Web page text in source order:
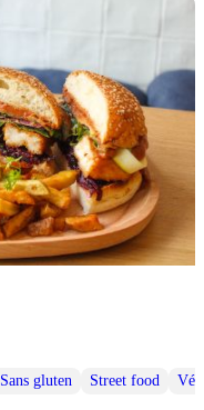
Sans gluten Street food